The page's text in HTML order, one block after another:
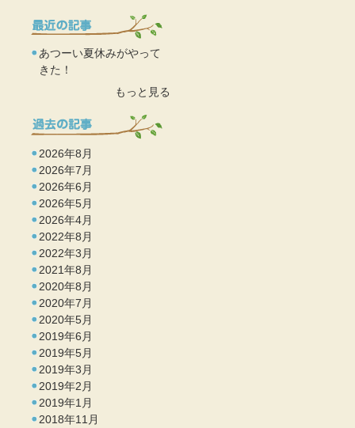
あつーい夏休みがやって
きた！
もっと見る
2026年8月
2026年7月
2026年6月
2026年5月
2026年4月
2022年8月
2022年3月
2021年8月
2020年8月
2020年7月
2020年5月
2019年6月
2019年5月
2019年3月
2019年2月
2019年1月
2018年11月